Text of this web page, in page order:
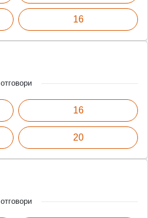
16
отговори
16
20
отговори